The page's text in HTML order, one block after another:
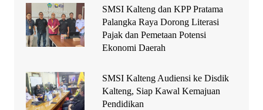
SMSI Kalteng dan KPP Pratama
Palangka Raya Dorong Literasi
Pajak dan Pemetaan Potensi
Ekonomi Daerah
SMSI Kalteng Audiensi ke Disdik
Kalteng, Siap Kawal Kemajuan
Pendidikan